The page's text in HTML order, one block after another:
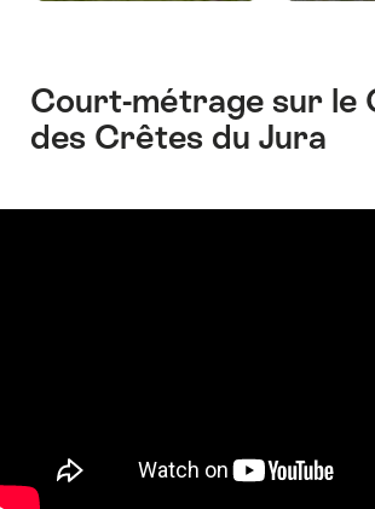
Court-métrage sur le
des Crêtes du Jura